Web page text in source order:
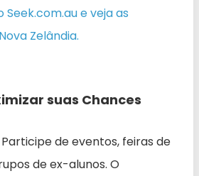
Seek.com.au e veja as
Zelândia.
suas Chances
Participe de eventos, feiras de
de ex-alunos. O